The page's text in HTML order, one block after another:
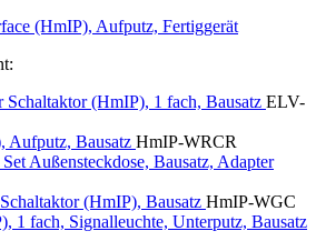
(HmIP), Aufputz, Fertiggerät
Schaltaktor (HmIP), 1 fach, Bausatz ELV-
Aufputz, Bausatz HmIP-WRCR
Außensteckdose, Bausatz, Adapter
(HmIP), Bausatz HmIP-WGC
1 fach, Signalleuchte, Unterputz, Bausatz